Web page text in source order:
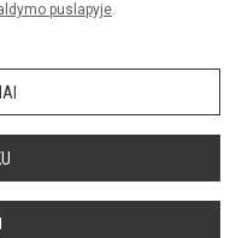
puslapyje.